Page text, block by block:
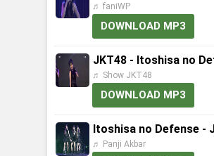
♬ faniWP
DOWNLOAD MP3
JKT48 - Itoshisa no
♬ Show JKT48
DOWNLOAD MP3
Itoshisa no Defense -
♬ Panji Akbar